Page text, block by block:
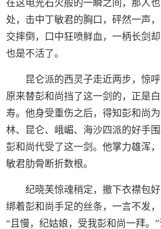
在这电光石火般的一瞬之间，那人
处，击中丁敏君的胸口，砰然一声
交摔倒，口中狂喷鲜血，一柄长剑
也是不活了。
昆仑派的西灵子走近两步，惊
原来替彭和尚挡了这一剑的，正是
寿。他身受重伤之后，得知彭和尚
林、昆仑、峨嵋、海沙四派的好手
彭和尚代受了这一剑。他掌力雄浑
敏君肋骨断折数根。
纪晓芙惊魂稍定，撤下衣襟包
绑着彭和尚手足的丝条，一言不发
“且慢，纪姑娘，受我彭和尚一拜。